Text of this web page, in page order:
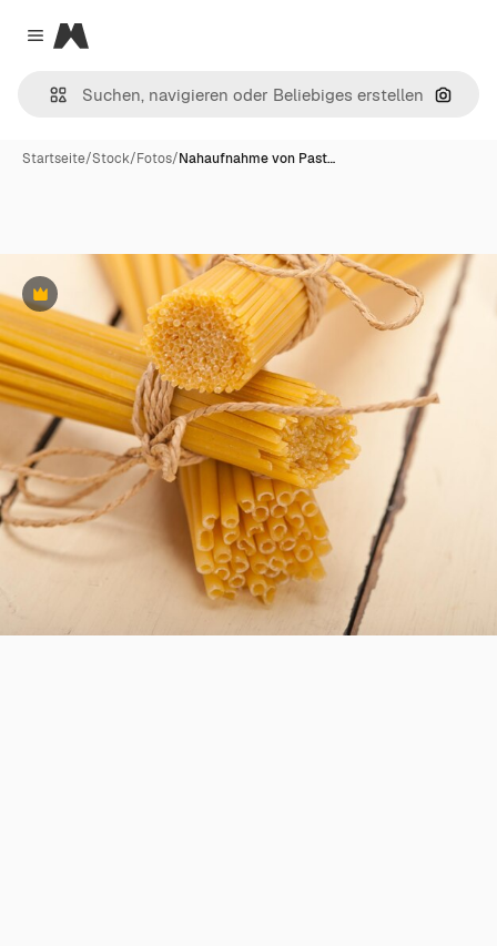
Close menu
Magnific
Nach
Startseite/Stock/Fotos/Nahaufnahme von Past…
Premium